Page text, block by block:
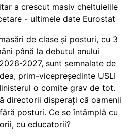
a crescut masiv cheltuielile
- ultimele date Eurostat
de clase și posturi, cu 3
până la debutul anului
2027, sunt semnalate de
prim-vicepreședinte USLI
o comite grav de tot.
directorii disperați că oamenii
posturi. Ce se întâmplă cu
cu educatorii?